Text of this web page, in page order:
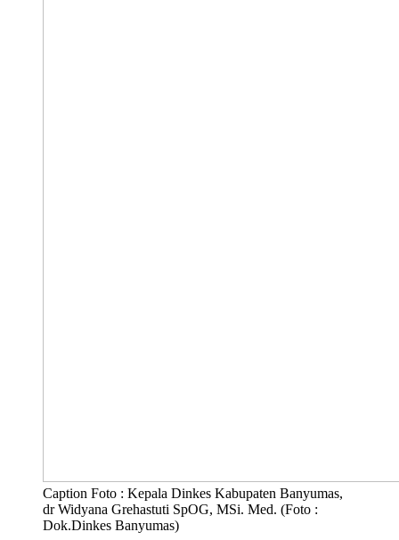
Caption Foto : Kepala Dinkes Kabupaten Banyumas,
dr Widyana Grehastuti SpOG, MSi. Med. (Foto :
Dok.Dinkes Banyumas)